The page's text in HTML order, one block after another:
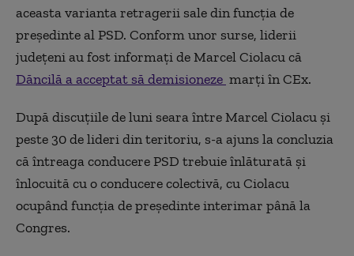
aceasta varianta retragerii sale din funcția de
președinte al PSD. Conform unor surse, liderii
județeni au fost informați de Marcel Ciolacu că
Dăncilă a acceptat să demisioneze marți în CEx.
După discuțiile de luni seara între Marcel Ciolacu și
peste 30 de lideri din teritoriu, s-a ajuns la concluzia
că întreaga conducere PSD trebuie înlăturată și
înlocuită cu o conducere colectivă, cu Ciolacu
ocupând funcția de președinte interimar până la
Congres.